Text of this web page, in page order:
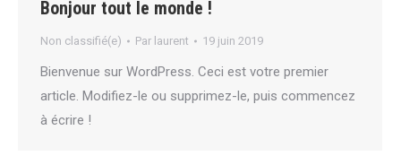
Bonjour tout le monde !
Non classifié(e) Par laurent 19 juin 2019
Bienvenue sur WordPress. Ceci est votre premier
article. Modifiez-le ou supprimez-le, puis commencez
à écrire !